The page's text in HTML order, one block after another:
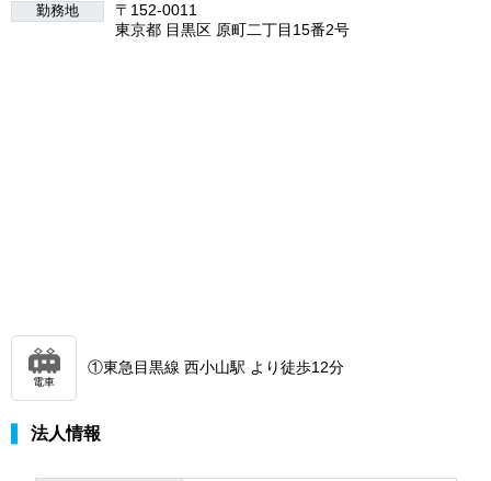
勤務地
〒152-0011
東京都 目黒区 原町二丁目15番2号
電車
①東急目黒線 西小山駅 より徒歩12分
法人情報